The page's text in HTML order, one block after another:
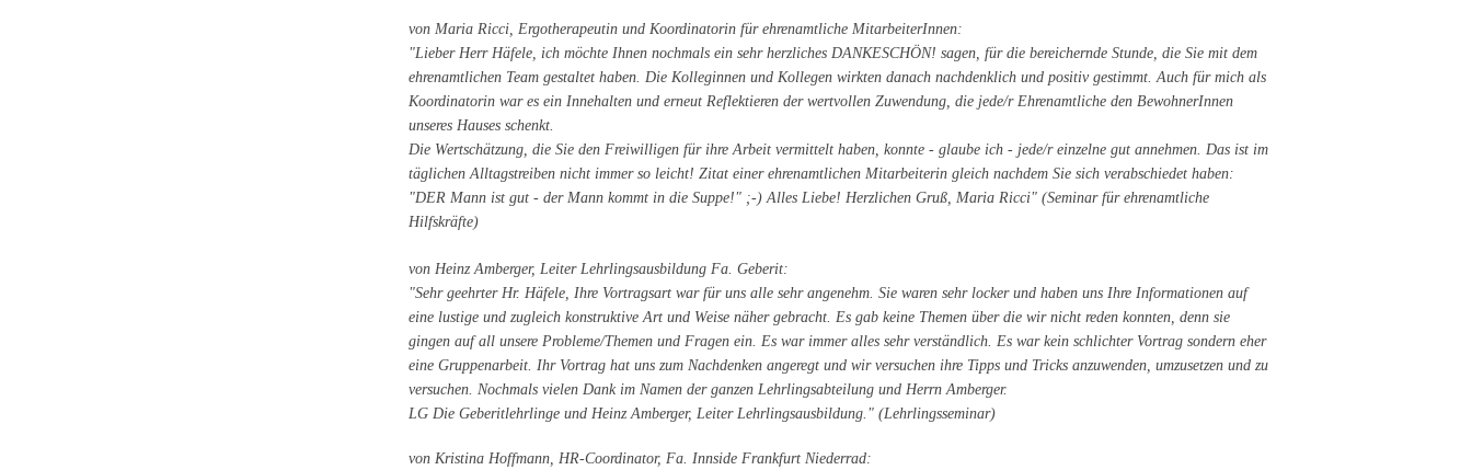
von Maria Ricci, Ergotherapeutin und Koordinatorin für ehrenamtliche MitarbeiterInnen:
"Lieber Herr Häfele, ich möchte Ihnen nochmals ein sehr herzliches DANKESCHÖN! sagen, für die bereichernde Stunde, die Sie mit dem
ehrenamtlichen Team gestaltet haben. Die Kolleginnen und Kollegen wirkten danach nachdenklich und positiv gestimmt. Auch für mich als
Koordinatorin war es ein Innehalten und erneut Reflektieren der wertvollen Zuwendung, die jede/r Ehrenamtliche den BewohnerInnen
unseres Hauses schenkt.
Die Wertschätzung, die Sie den Freiwilligen für ihre Arbeit vermittelt haben, konnte - glaube ich - jede/r einzelne gut annehmen. Das ist im
täglichen Alltagstreiben nicht immer so leicht! Zitat einer ehrenamtlichen Mitarbeiterin gleich nachdem Sie sich verabschiedet haben:
"DER Mann ist gut - der Mann kommt in die Suppe!" ;-) Alles Liebe! Herzlichen Gruß, Maria Ricci" (Seminar für ehrenamtliche
Hilfskräfte)
von Heinz Amberger, Leiter Lehrlingsausbildung Fa. Geberit:
"Sehr geehrter Hr. Häfele, Ihre Vortragsart war für uns alle sehr angenehm. Sie waren sehr locker und haben uns Ihre Informationen auf
eine lustige und zugleich konstruktive Art und Weise näher gebracht. Es gab keine Themen über die wir nicht reden konnten, denn sie
gingen auf all unsere Probleme/Themen und Fragen ein. Es war immer alles sehr verständlich. Es war kein schlichter Vortrag sondern eher
eine Gruppenarbeit. Ihr Vortrag hat uns zum Nachdenken angeregt und wir versuchen ihre Tipps und Tricks anzuwenden, umzusetzen und zu
versuchen. Nochmals vielen Dank im Namen der ganzen Lehrlingsabteilung und Herrn Amberger.
LG Die Geberitlehrlinge und Heinz Amberger, Leiter Lehrlingsausbildung." (Lehrlingsseminar)
von Kristina Hoffmann, HR-Coordinator, Fa. Innside Frankfurt Niederrad: